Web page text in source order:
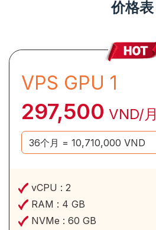
价格表
VPS GPU 1
297,500 VND/月
vCPU : 2
RAM : 4 GB
NVMe : 60 GB